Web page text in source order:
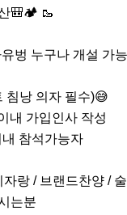
🎒🏕 🥾
벙 누구나 개설 가능
낭 의자 필수)😅
내 가입인사 작성
참석가능자
자랑 / 브랜드찬양 /
는분